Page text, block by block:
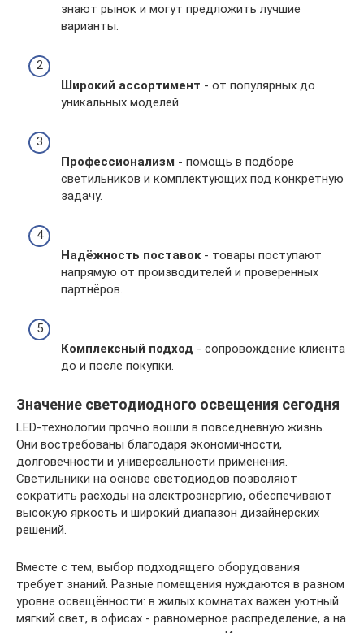
знают рынок и могут предложить лучшие
варианты.
Широкий ассортимент - от популярных до
уникальных моделей.
Профессионализм - помощь в подборе
светильников и комплектующих под конкретную
задачу.
Надёжность поставок - товары поступают
напрямую от производителей и проверенных
партнёров.
Комплексный подход - сопровождение клиента
до и после покупки.
Значение светодиодного освещения сегодня
LED-технологии прочно вошли в повседневную жизнь.
Они востребованы благодаря экономичности,
долговечности и универсальности применения.
Светильники на основе светодиодов позволяют
сократить расходы на электроэнергию, обеспечивают
высокую яркость и широкий диапазон дизайнерских
решений.
Вместе с тем, выбор подходящего оборудования
требует знаний. Разные помещения нуждаются в разном
уровне освещённости: в жилых комнатах важен уютный
мягкий свет, в офисах - равномерное распределение, а на